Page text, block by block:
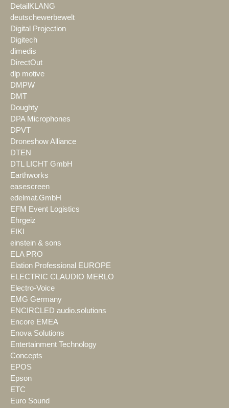
DetailKLANG
deutschewerbewelt
Digital Projection
Digitech
dimedis
DirectOut
dlp motive
DMPW
DMT
Doughty
DPA Microphones
DPVT
Droneshow Alliance
DTEN
DTL LICHT GmbH
Earthworks
easescreen
edelmat.GmbH
EFM Event Logistics
Ehrgeiz
EIKI
einstein & sons
ELA PRO
Elation Professional EUROPE
ELECTRIC CLAUDIO MERLO
Electro-Voice
EMG Germany
ENCIRCLED audio.solutions
Encore EMEA
Enova Solutions
Entertainment Technology
Concepts
EPOS
Epson
ETC
Euro Sound